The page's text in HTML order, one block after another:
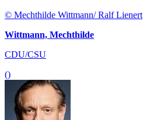
© Mechthilde Wittmann/ Ralf Lienert
Wittmann, Mechthilde
CDU/CSU
()